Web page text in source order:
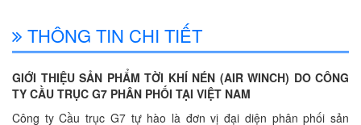
THÔNG TIN CHI TIẾT
GIỚI THIỆU SẢN PHẨM TỜI KHÍ NÉN (AIR WINCH) DO CÔNG
TY CẦU TRỤC G7 PHÂN PHỐI TẠI VIỆT NAM
Công ty Cầu trục G7 tự hào là đơn vị đại diện phân phối sản